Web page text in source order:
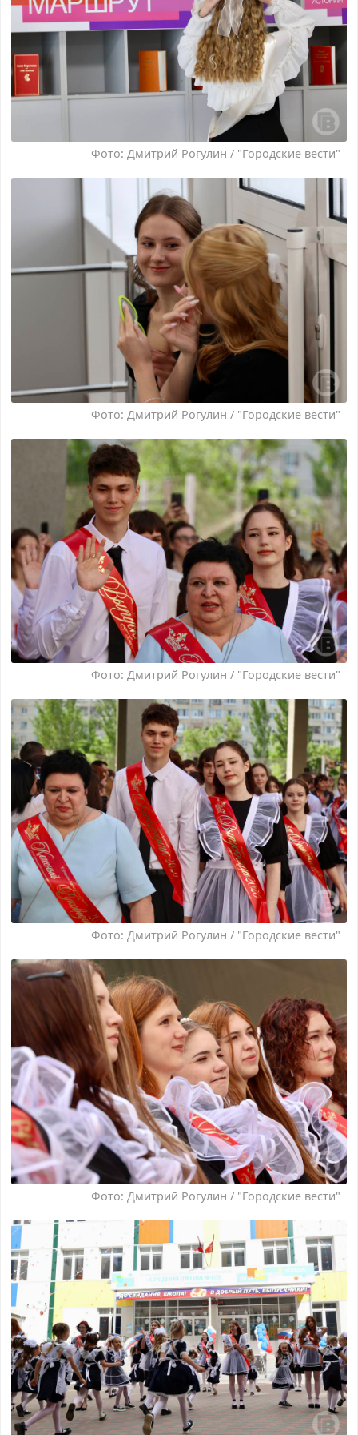
Фото: Дмитрий Рогулин / "Городские вести"
Фото: Дмитрий Рогулин / "Городские вести"
Фото: Дмитрий Рогулин / "Городские вести"
Фото: Дмитрий Рогулин / "Городские вести"
Фото: Дмитрий Рогулин / "Городские вести"